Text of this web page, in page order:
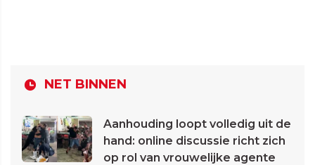
NET BINNEN
Aanhouding loopt volledig uit de
hand: online discussie richt zich
op rol van vrouwelijke agente